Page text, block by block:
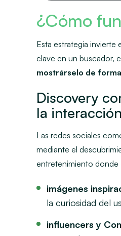
¿Cómo
Esta estrategia invierte
clave en un buscador,
mostrárselo de
Discovery
la interacción
Las redes sociales
mediante el
entretenimiento donde
imágenes
la curiosidad del
influencers y